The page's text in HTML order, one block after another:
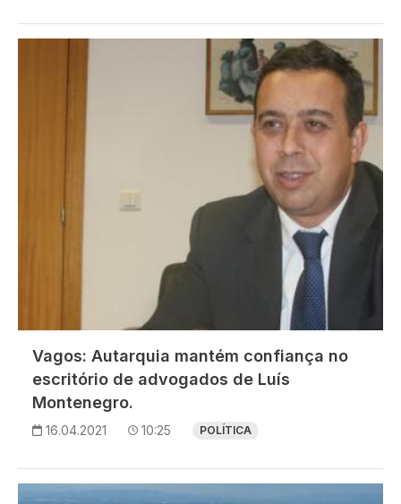
Vagos: Autarquia mantém confiança no
escritório de advogados de Luís
Montenegro.
16.04.2021 10:25 POLÍTICA
Imagem